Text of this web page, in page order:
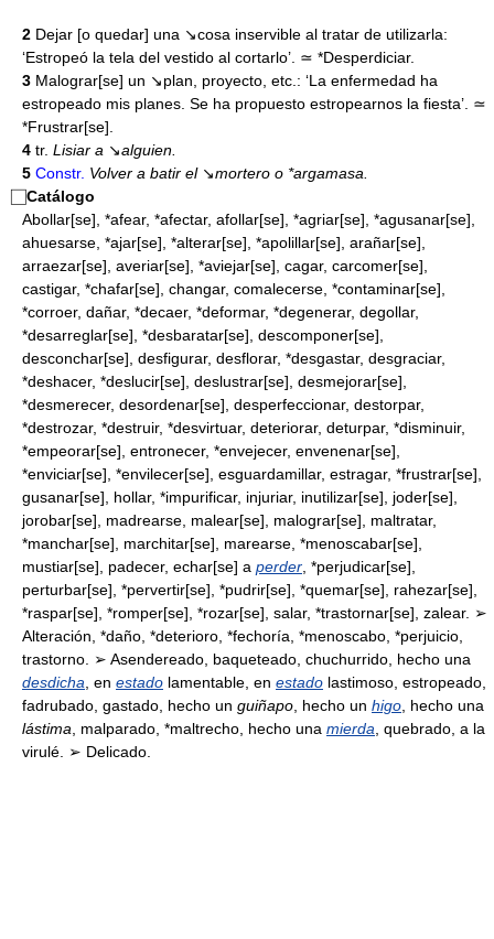
2 Dejar [o quedar] una ↘cosa inservible al tratar de utilizarla:
‘Estropeó la tela del vestido al cortarlo’. ≃ *Desperdiciar.
3 Malograr[se] un ↘plan, proyecto, etc.: ‘La enfermedad ha
estropeado mis planes. Se ha propuesto estropearnos la fiesta’. ≃
*Frustrar[se].
4 tr. Lisiar a ↘alguien.
5 Constr. Volver a batir el ↘mortero o *argamasa.
⃞Catálogo
Abollar[se], *afear, *afectar, afollar[se], *agriar[se], *agusanar[se],
ahuesarse, *ajar[se], *alterar[se], *apolillar[se], arañar[se],
arraezar[se], averiar[se], *aviejar[se], cagar, carcomer[se],
castigar, *chafar[se], changar, comalecerse, *contaminar[se],
*corroer, dañar, *decaer, *deformar, *degenerar, degollar,
*desarreglar[se], *desbaratar[se], descomponer[se],
desconchar[se], desfigurar, desflorar, *desgastar, desgraciar,
*deshacer, *deslucir[se], deslustrar[se], desmejorar[se],
*desmerecer, desordenar[se], desperfeccionar, destorpar,
*destrozar, *destruir, *desvirtuar, deteriorar, deturpar, *disminuir,
*empeorar[se], entronecer, *envejecer, envenenar[se],
*enviciar[se], *envilecer[se], esguardamillar, estragar, *frustrar[se],
gusanar[se], hollar, *impurificar, injuriar, inutilizar[se], joder[se],
jorobar[se], madrearse, malear[se], malograr[se], maltratar,
*manchar[se], marchitar[se], marearse, *menoscabar[se],
mustiar[se], padecer, echar[se] a perder , *perjudicar[se],
perturbar[se], *pervertir[se], *pudrir[se], *quemar[se], rahezar[se],
*raspar[se], *romper[se], *rozar[se], salar, *trastornar[se], zalear. ➢
Alteración, *daño, *deterioro, *fechoría, *menoscabo, *perjuicio,
trastorno. ➢ Asendereado, baqueteado, chuchurrido, hecho una
desdicha , en estado lamentable, en estado lastimoso, estropeado,
fadrubado, gastado, hecho un guiñapo , hecho un higo , hecho una
lástima , malparado, *maltrecho, hecho una mierda , quebrado, a la
virulé. ➢ Delicado.